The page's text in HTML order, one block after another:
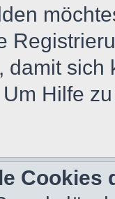
damit
Hilfe